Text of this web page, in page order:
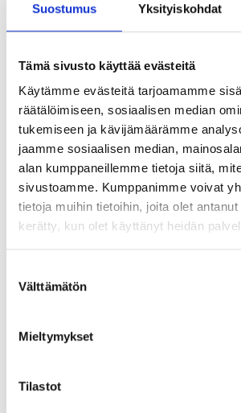
Suostumus Yksityiskohdat
Tämä sivusto käyttää evästeitä
Käytämme evästeitä tarjoamamme
räätälöimiseen, sosiaalisen median
tukemiseen ja kävijämäärämme
jaamme sosiaalisen median,
alan kumppaneillemme tietoja siitä,
sivustoamme. Kumppanimme voivat
tietoja muihin tietoihin, joita olet
kerätty, kun olet käyttänyt heidän
valinta
Välttämätön
Mieltymykset
Tilastot
Viimeisimmät